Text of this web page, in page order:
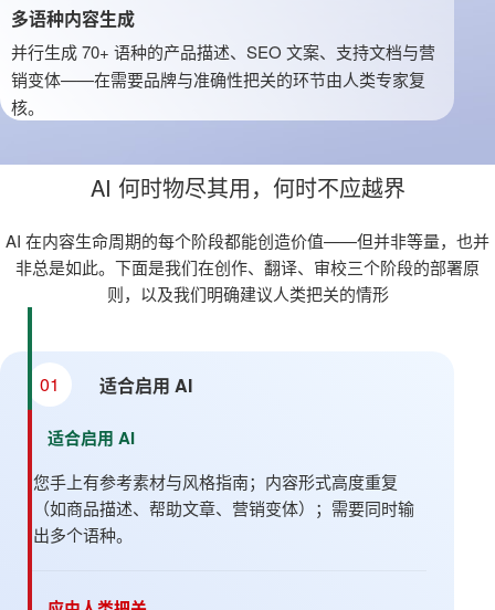
多语种内容生成
并行生成 70+ 语种的产品描述、SEO 文案、支持文档与营
销变体——在需要品牌与准确性把关的环节由人类专家复
核。
AI 何时物尽其用，何时不应越界
AI 在内容生命周期的每个阶段都能创造价值——但并非等量，也并
非总是如此。下面是我们在创作、翻译、审校三个阶段的部署原
则，以及我们明确建议人类把关的情形
01 适合启用 AI
适合启用 AI
您手上有参考素材与风格指南；内容形式高度重复
（如商品描述、帮助文章、营销变体）；需要同时输
出多个语种。